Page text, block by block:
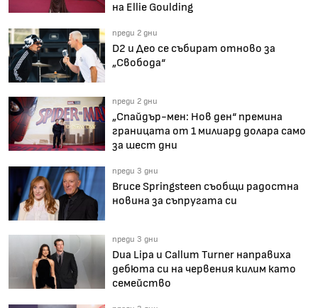
на Ellie Goulding
преди 2 дни
D2 и Део се събират отново за
„Свобода“
преди 2 дни
„Спайдър-мен: Нов ден“ премина
границата от 1 милиард долара само
за шест дни
преди 3 дни
Bruce Springsteen съобщи радостна
новина за съпругата си
преди 3 дни
Dua Lipa и Callum Turner направиха
дебюта си на червения килим като
семейство